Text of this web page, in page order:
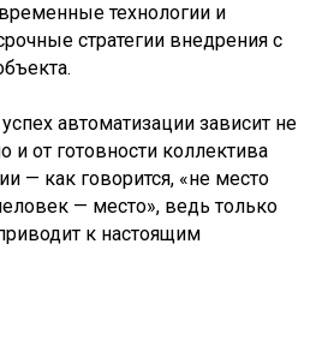
технологии и
стратегии внедрения с
автоматизации зависит не
и от готовности коллектива
— как говорится, «не место
— место», ведь только
к настоящим